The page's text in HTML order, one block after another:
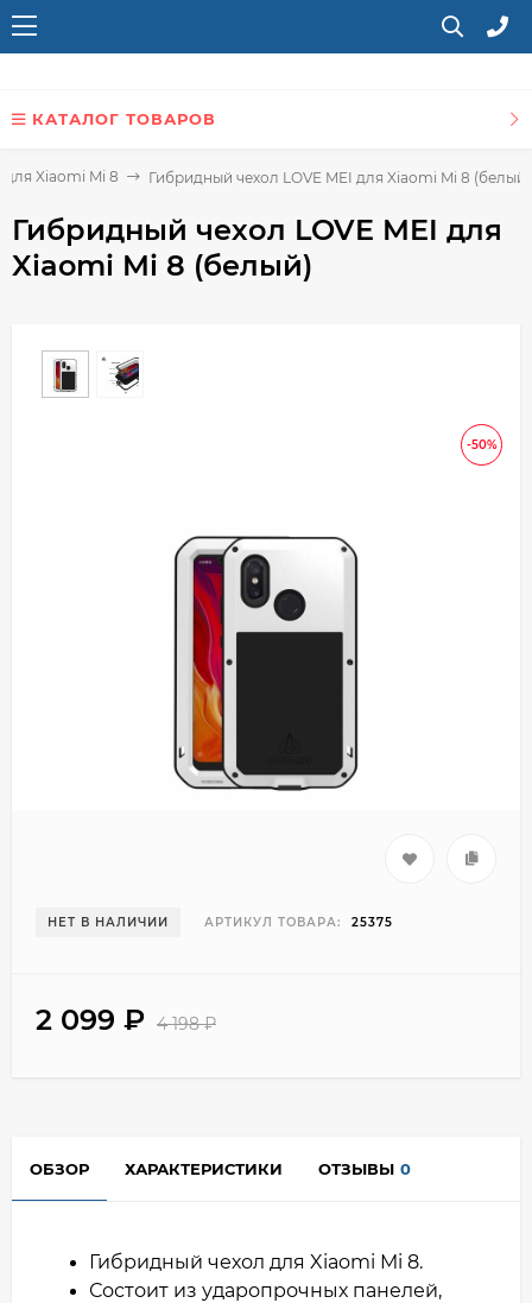
КАТАЛОГ ТОВАРОВ
Xiaomi Mi 8 Гибридный чехол LOVE MEI для Xiaomi Mi 8 (белый)
Гибридный чехол LOVE MEI для
Xiaomi Mi 8 (белый)
-50%
НЕТ В НАЛИЧИИ АРТИКУЛ ТОВАРА: 25375
2 099 ₽ 4 198₽
ОБЗОР ХАРАКТЕРИСТИКИ ОТЗЫВЫ 0
Гибридный чехол для Xiaomi Mi 8.
Состоит из ударопрочных панелей,